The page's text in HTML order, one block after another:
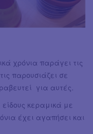
χρόνια παράγει τις
παρουσιάζει σε
για αυτές.
κεραμικά με
έχει αγαπήσει και